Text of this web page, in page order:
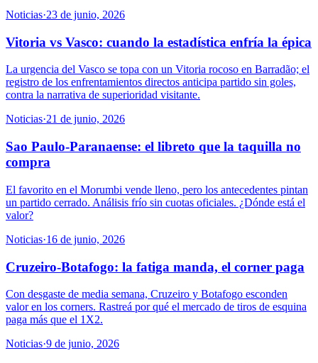
Noticias·23 de junio, 2026
Vitoria vs Vasco: cuando la estadística enfría la épica
La urgencia del Vasco se topa con un Vitoria rocoso en Barradão; el
registro de los enfrentamientos directos anticipa partido sin goles,
contra la narrativa de superioridad visitante.
Noticias·21 de junio, 2026
Sao Paulo-Paranaense: el libreto que la taquilla no
compra
El favorito en el Morumbi vende lleno, pero los antecedentes pintan
un partido cerrado. Análisis frío sin cuotas oficiales. ¿Dónde está el
valor?
Noticias·16 de junio, 2026
Cruzeiro-Botafogo: la fatiga manda, el corner paga
Con desgaste de media semana, Cruzeiro y Botafogo esconden
valor en los corners. Rastreá por qué el mercado de tiros de esquina
paga más que el 1X2.
Noticias·9 de junio, 2026